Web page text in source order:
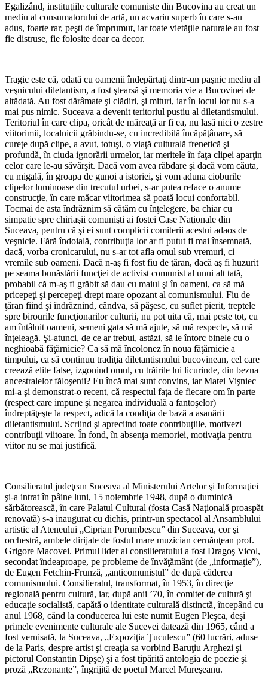
Egalizând, instituţiile culturale comuniste din Bucovina au creat un
mediu al consumatorului de artă, un acvariu superb în care s-au
adus, foarte rar, peşti de împrumut, iar toate vietăţile naturale au fost
fie distruse, fie folosite doar ca decor.
Tragic este că, odată cu oamenii îndepărtaţi dintr-un paşnic mediu al
veşnicului diletantism, a fost ştearsă şi memoria vie a Bucovinei de
altădată. Au fost dărâmate şi clădiri, şi mituri, iar în locul lor nu s-a
mai pus nimic. Suceava a devenit teritoriul pustiu al diletantismului.
Teritoriul în care clipa, oricât de măreaţă ar fi ea, nu lasă nici o zestre
viitorimii, localnicii grăbindu-se, cu incredibilă încăpăţânare, să
cureţe după clipe, a avut, totuşi, o viaţă culturală frenetică şi
profundă, în ciuda ignorării urmelor, iar meritele în faţa clipei aparţin
celor care le-au săvârşit. Dacă vom avea răbdare şi dacă vom căuta,
cu migală, în groapa de gunoi a istoriei, şi vom aduna cioburile
clipelor luminoase din trecutul urbei, s-ar putea reface o anume
construcţie, în care măcar viitorimea să poată locui confortabil.
Tocmai de asta îndrăznim să cătăm cu înţelegere, ba chiar cu
simpatie spre chiriaşii comunişti ai fostei Case Naţionale din
Suceava, pentru că şi ei sunt complicii comiterii acestui adaos de
veşnicie. Fără îndoială, contribuţia lor ar fi putut fi mai însemnată,
dacă, vorba cronicarului, nu s-ar tot afla omul sub vremuri, ci
vremile sub oameni. Dacă n-aş fi fost fiu de ţăran, dacă aş fi huzurit
pe seama bunăstării funcţiei de activist comunist al unui alt tată,
probabil că m-aş fi grăbit să dau cu maiul şi în oameni, ca să mă
pricepeţi şi percepeţi drept mare opozant al comunismului. Fiu de
ţăran fiind şi îndrăznind, cândva, să păşesc, cu suflet pierit, treptele
spre birourile funcţionarilor culturii, nu pot uita că, mai peste tot, cu
am întâlnit oameni, semeni gata să mă ajute, să mă respecte, să mă
înţeleagă. Şi-atunci, de ce ar trebui, astăzi, să le întorc binele cu o
neghioabă făţărnicie? Ca să mă încolonez în noua făţărnicie a
timpului, ca să continuu tradiţia diletantismului bucovinean, cel care
creează elite false, izgonind omul, cu trăirile lui licurinde, din bezna
ancestralelor făloşenii? Eu încă mai sunt convins, iar Matei Vişniec
mi-a şi demonstrat-o recent, că respectul faţa de fiecare om în parte
(respect care impune şi negarea individuală a fantoşelor)
îndreptăţeşte la respect, adică la condiţia de bază a asanării
diletantismului. Scriind şi apreciind toate contribuţiile, motivezi
contribuţii viitoare. În fond, în absenţa memoriei, motivaţia pentru
viitor nu se mai justifică.
Consilieratul judeţean Suceava al Ministerului Artelor şi Informaţiei
şi-a intrat în pâine luni, 15 noiembrie 1948, după o duminică
sărbătorească, în care Palatul Cultural (fosta Casă Naţională proaspăt
renovată) s-a inaugurat cu dichis, printr-un spectacol al Ansamblului
artistic al Ateneului „Ciprian Porumbescu” din Suceava, cor şi
orchestră, ambele dirijate de fostul mare muzician cernăuţean prof.
Grigore Macovei. Primul lider al consilieratului a fost Dragoş Vicol,
secondat îndeaproape, pe probleme de învăţământ (de „informaţie”),
de Eugen Fetchin-Frunză, „anticomunistul” de după căderea
comunismului. Consilieratul, transformat, în 1953, în direcţie
regională pentru cultură, iar, după anii ’70, în comitet de cultură şi
educaţie socialistă, capătă o identitate culturală distinctă, începând cu
anul 1968, când la conducerea lui este numit Eugen Pleşca, deşi
primele evenimente culturale ale Sucevei datează din 1965, când a
fost vernisată, la Suceava, „Expoziţia Ţuculescu” (60 lucrări, aduse
de la Paris, despre artist şi creaţia sa vorbind Baruţiu Arghezi şi
pictorul Constantin Dipşe) şi a fost tipărită antologia de poezie şi
proză „Rezonanţe”, îngrijită de poetul Marcel Mureşeanu.